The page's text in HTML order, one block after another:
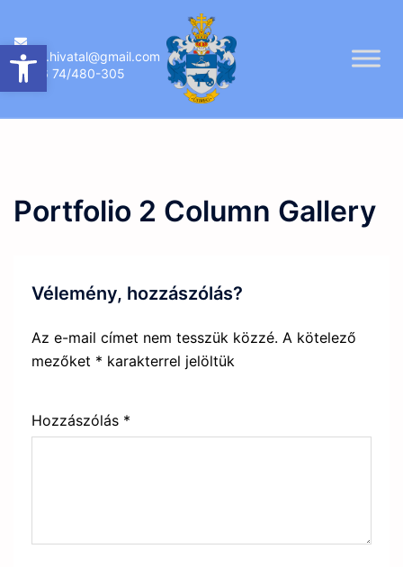
Eszköztár megnyitása
content
ujireg.hivatal@gmail.com
06 74/480-305
Portfolio 2 Column Gallery
Vélemény, hozzászólás?
Az e-mail címet nem tesszük közzé. A kötelező
mezőket * karakterrel jelöltük
Hozzászólás *